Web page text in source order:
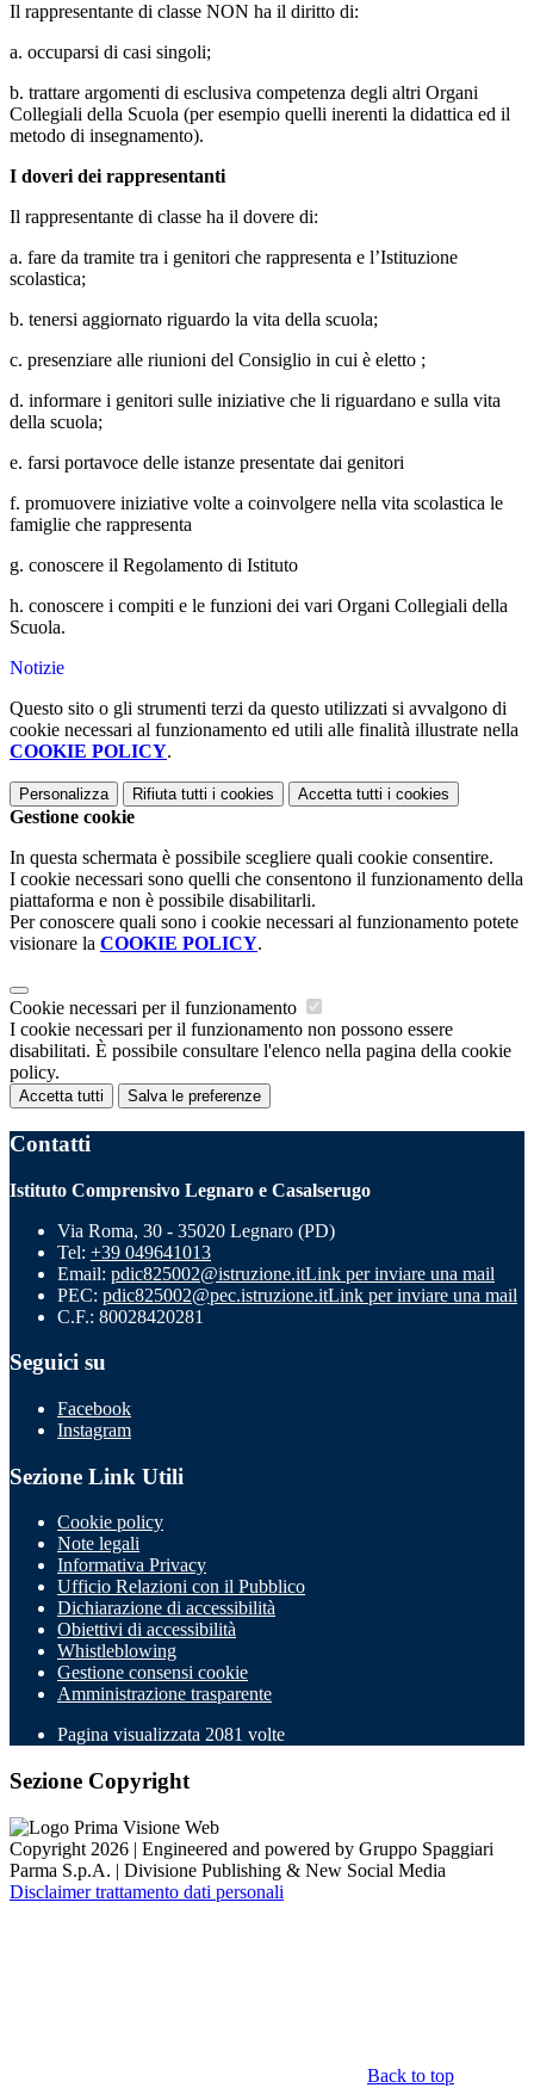
Il rappresentante di classe NON ha il diritto di:
a. occuparsi di casi singoli;
b. trattare argomenti di esclusiva competenza degli altri Organi
Collegiali della Scuola (per esempio quelli inerenti la didattica ed il
metodo di insegnamento).
I doveri dei rappresentanti
Il rappresentante di classe ha il dovere di:
a. fare da tramite tra i genitori che rappresenta e l’Istituzione
scolastica;
b. tenersi aggiornato riguardo la vita della scuola;
c. presenziare alle riunioni del Consiglio in cui è eletto ;
d. informare i genitori sulle iniziative che li riguardano e sulla vita
della scuola;
e. farsi portavoce delle istanze presentate dai genitori
f. promuovere iniziative volte a coinvolgere nella vita scolastica le
famiglie che rappresenta
g. conoscere il Regolamento di Istituto
h. conoscere i compiti e le funzioni dei vari Organi Collegiali della
Scuola.
Notizie
Questo sito o gli strumenti terzi da questo utilizzati si avvalgono di
cookie necessari al funzionamento ed utili alle finalità illustrate nella
COOKIE POLICY.
Personalizza Rifiuta tutti i cookies Accetta tutti i cookies
Gestione cookie
In questa schermata è possibile scegliere quali cookie consentire.
I cookie necessari sono quelli che consentono il funzionamento della
piattaforma e non è possibile disabilitarli.
Per conoscere quali sono i cookie necessari al funzionamento potete
visionare la COOKIE POLICY.
Cookie necessari per il funzionamento
I cookie necessari per il funzionamento non possono essere
disabilitati. È possibile consultare l'elenco nella pagina della cookie
policy.
Accetta tutti Salva le preferenze
Contatti
Istituto Comprensivo Legnaro e Casalserugo
Via Roma, 30 - 35020 Legnaro (PD)
Tel: +39 049641013
Email: pdic825002@istruzione.itLink per inviare una mail
PEC: pdic825002@pec.istruzione.itLink per inviare una mail
C.F.: 80028420281
Seguici su
Facebook
Instagram
Sezione Link Utili
Cookie policy
Note legali
Informativa Privacy
Ufficio Relazioni con il Pubblico
Dichiarazione di accessibilità
Obiettivi di accessibilità
Whistleblowing
Gestione consensi cookie
Amministrazione trasparente
Pagina visualizzata 2081 volte
Sezione Copyright
Copyright 2026 | Engineered and powered by Gruppo Spaggiari
Parma S.p.A. | Divisione Publishing & New Social Media
Disclaimer trattamento dati personali
Back to top